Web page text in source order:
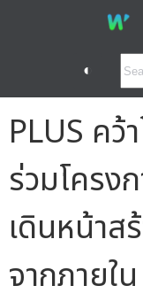
◐
PLUS ค
ร่วมโครง
เดินหน้าส
จากภายใน